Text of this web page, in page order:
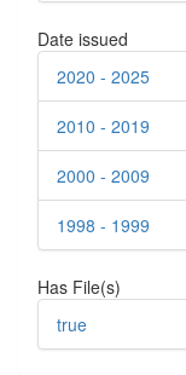
Date issued
2020 - 2025
2010 - 2019
2000 - 2009
1998 - 1999
Has File(s)
true